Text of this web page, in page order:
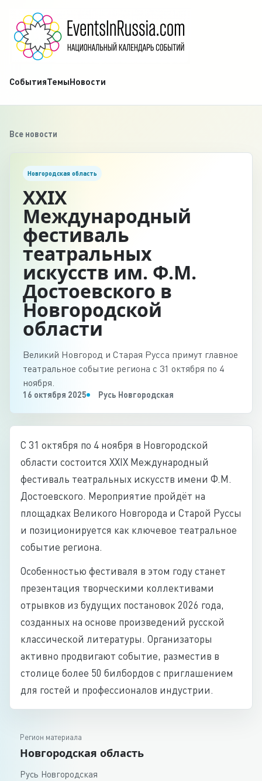
СобытияТемыНовости
Все новости
Новгородская область
XXIX
Международный
фестиваль
театральных
искусств им. Ф.М.
Достоевского в
Новгородской
области
Великий Новгород и Старая Русса примут главное
театральное событие региона с 31 октября по 4
ноября.
16 октября 2025 Русь Новгородская
С 31 октября по 4 ноября в Новгородской
области состоится XXIX Международный
фестиваль театральных искусств имени Ф.М.
Достоевского. Мероприятие пройдёт на
площадках Великого Новгорода и Старой Руссы
и позиционируется как ключевое театральное
событие региона.
Особенностью фестиваля в этом году станет
презентация творческими коллективами
отрывков из будущих постановок 2026 года,
созданных на основе произведений русской
классической литературы. Организаторы
активно продвигают событие, разместив в
столице более 50 билбордов с приглашением
для гостей и профессионалов индустрии.
Регион материала
Новгородская область
Русь Новгородская